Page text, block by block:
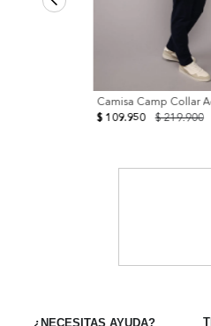
Camisa Camp Collar
$ 219.900
$ 109.950
¿NECESITAS AYUDA?